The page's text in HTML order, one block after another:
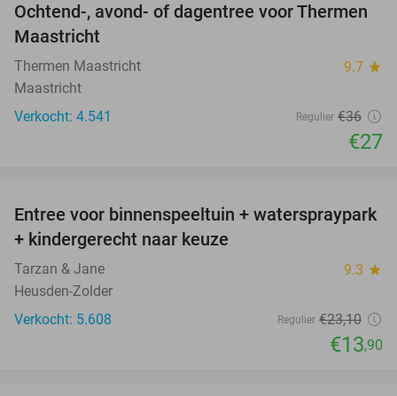
25%
Ochtend-, avond- of dagentree voor Thermen
Maastricht
Thermen Maastricht 9.7 star
Maastricht
Verkocht: 4.541
Regulier €36
€27
40%
Entree voor binnenspeeltuin + waterspraypark
+ kindergerecht naar keuze
Tarzan & Jane 9.3 star
Heusden-Zolder
Verkocht: 5.608
Regulier €23,10
€13,90